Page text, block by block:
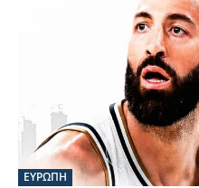
ΕΥΡΩΠΗ